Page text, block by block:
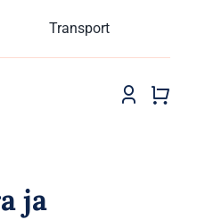
Transport
ja